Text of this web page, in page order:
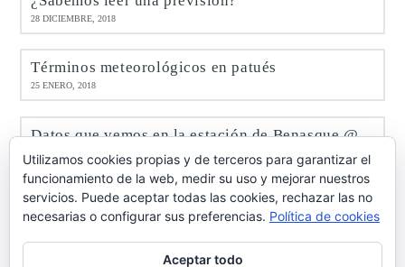
28 DICIEMBRE, 2018
Términos meteorológicos en patués
25 ENERO, 2018
Datos que vemos en la estación de Benasque @meteobenás
9 ENERO, 2017
Octubre de 2016 en Benasque @meteobenás
7 NOVIEMBRE, 2016
Utilizamos cookies propias y de terceros para garantizar el
funcionamiento de la web, medir su uso y mejorar nuestros
servicios. Puede aceptar todas las cookies, rechazar las no
necesarias o configurar sus preferencias. Política de cookies
Aceptar todo